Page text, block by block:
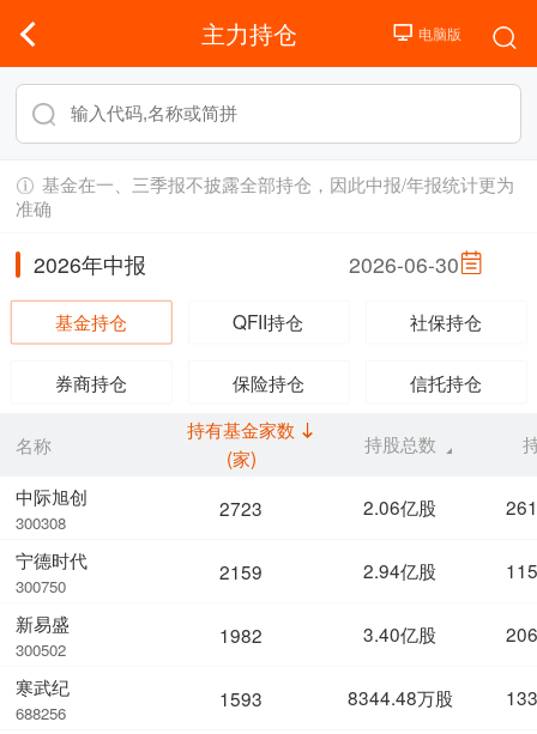
主力持仓
基金在一、三季报不披露全部持仓，因此中报/年报统计更为
准确
2026年中报 2026-06-30
基金持仓 QFII持仓 社保持仓
券商持仓 保险持仓 信托持仓
名称
中际旭创
300308
宁德时代
300750
新易盛
300502
寒武纪
688256
持有基金家数
(家)
持股总数
2723 2.06亿股
2159 2.94亿股
1982 3.40亿股
1593 8344.48万股